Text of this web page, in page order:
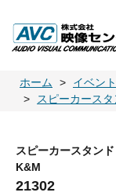
ホーム イベン
スピーカースタ
スピーカースタンド
K&M
21302